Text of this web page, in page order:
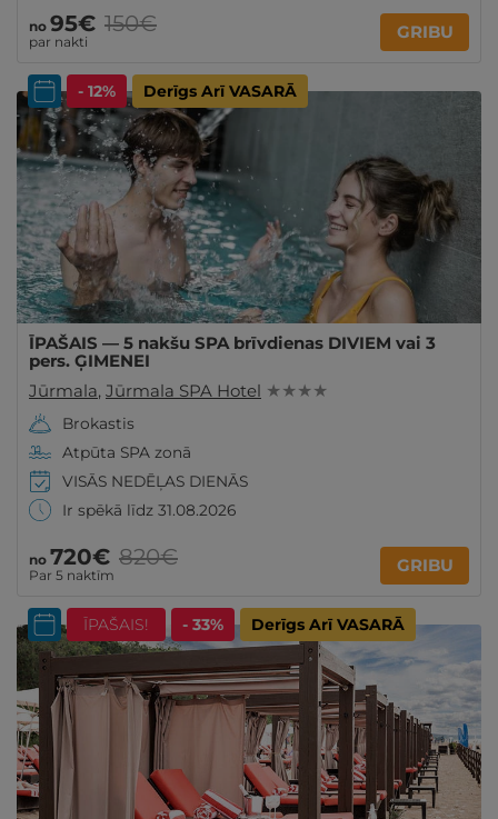
no 95€
par nakti
150€ GRIBU
- 12% Derīgs Arī VASARĀ
ĪPAŠAIS — 5 nakšu SPA brīvdienas DIVIEM vai 3
pers. ĢIMENEI
Jūrmala, Jūrmala SPA Hotel ★ ★ ★ ★
Brokastis
Atpūta SPA zonā
VISĀS NEDĒĻAS DIENĀS
Ir spēkā līdz 31.08.2026
no 720€
Par 5 naktīm
820€ GRIBU
ĪPAŠAIS! - 33% Derīgs Arī VASARĀ